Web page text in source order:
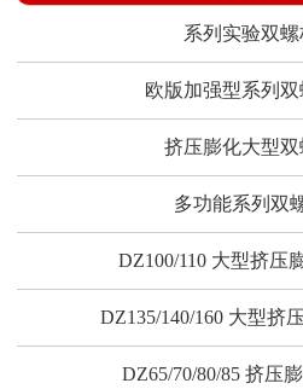
系列实验双
欧版加强型系列
挤压膨化大型
多功能系列双
DZ100/110 大型挤压
DZ135/140/160 大型挤
DZ65/70/80/85 挤压